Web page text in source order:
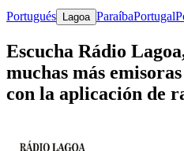
Portugués Lagoa ParaíbaPortugal
Escucha Rádio
muchas más
con la aplicación de